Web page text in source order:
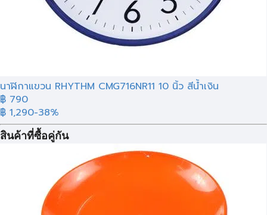
นาฬิกาแขวน RHYTHM CMG716NR11 10 นิ้ว สีน้ำเงิน
฿ 790
฿ 1,290-38%
สินค้าที่ซื้อคู่กัน